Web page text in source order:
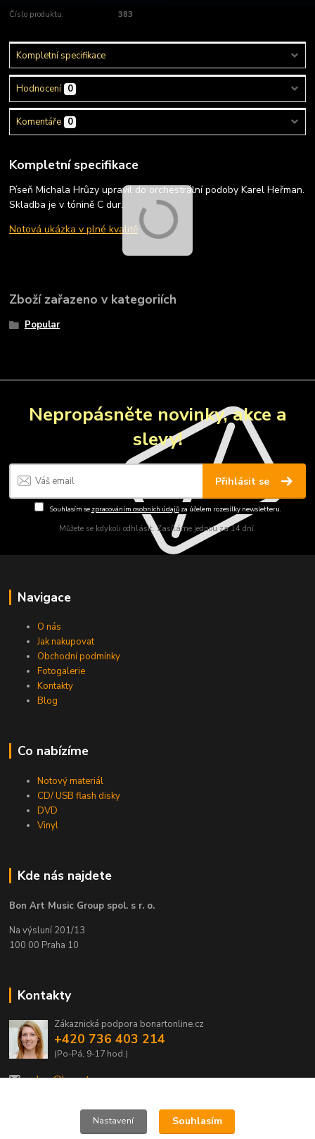
Číslo produktu: 383
Kompletní specifikace
Hodnocení 0
Komentáře 0
Kompletní specifikace
Píseň Michala Hrůzy upravil do orchestrální podoby Karel Heřman.
Skladba je v tónině C dur.
Notová ukázka v plné kvalitě
Zboží zařazeno v kategoriích
Popular
Nepropásněte novinky, akce a
slevy!
Přihlásit se
Souhlasím se zpracováním osobních údajůza účelem rozesílky newsletteru.
Můžete se kdykoli odhlásit. Zasíláme jednou za 14 dní.
Navigace
O nás
Jak nakupovat
Obchodní podmínky
Fotogalerie
Kontakty
Blog
Co nabízíme
Notový materiál
CD/ USB flash disky
DVD
Vinyl
Kde nás najdete
Bon Art Music Group spol. s r. o.
Na výsluní 201/13
100 00 Praha 10
Kontakty
Zákaznická podpora bonartonline.cz
+420 736 403 214
(Po-Pá, 9-17 hod.)
eshop@bonart.cz
Nastavení Souhlasím